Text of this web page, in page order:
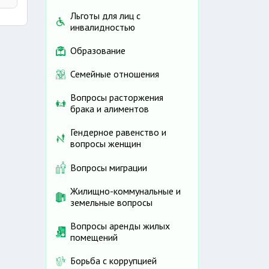
Льготы для лиц с
инвалидностью
Образование
Семейные отношения
Вопросы расторжения
брака и алиментов
Гендерное равенство и
вопросы женщин
Вопросы миграции
Жилищно-коммунальные и
земельные вопросы
Вопросы аренды жилых
помещений
Борьба с коррупцией